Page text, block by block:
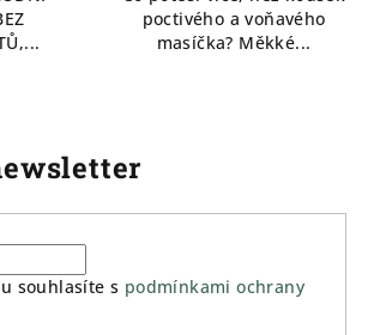
poctivého a voňavého
masíčka? Měkké...
souhlasíte s podmínkami ochrany